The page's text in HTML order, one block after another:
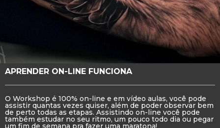
APRENDER ON-LINE FUNCIONA
O Workshop é 100% on-line e em vídeo aulas, você pode
assistir quantas vezes quiser, além de poder observar bem
de perto todas as etapas. Assistindo on-line você pode
também estudar no seu ritmo, um pouco todo dia ou pegar
um fim de semana pra fazer uma maratona!